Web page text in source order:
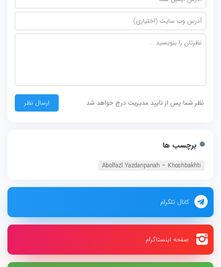
نظر شما پس از تایید مدیریت درج خواهد شد
برچسب ها
Abolfazl Yazdanpanah – Khoshbakhti
کانال تلگرام
صفحه اینستاگرام